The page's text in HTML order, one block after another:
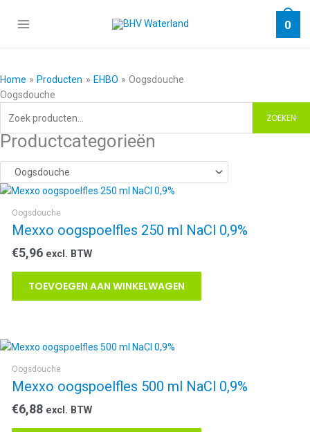
naar
0
Home Producten EHBO
Oogsdouche
Oogsdouche
naar:
ZOEKEN
Productcategorieën
Oogsdouche
Mexxo oogspoelfles 250 ml NaCl 0,9%
€5,96 excl. BTW
TOEVOEGEN AAN WINKELWAGEN
Oogsdouche
Mexxo oogspoelfles 500 ml NaCl 0,9%
€6,88 excl. BTW